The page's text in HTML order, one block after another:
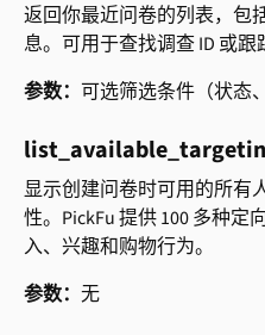
返回你最近问卷的列表，包
息。可用于查找调查 ID 或跟
参数： 可选筛选条件（状态
显示创建问卷时可用的所有
性。PickFu 提供 100 多种
入、兴趣和购物行为。
参数： 无